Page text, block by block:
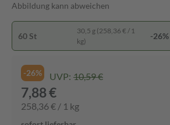
Abbildung kann abweichen
60 St
30,5 g (258,36 € / 1
kg)
-26%
-26% UVP: 10,59 €
7,88 €
258,36 € / 1 kg